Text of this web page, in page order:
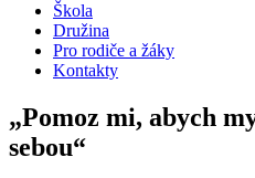
Škola
Družina
Pro rodiče a žáky
Kontakty
„Pomoz mi, abych
sebou“